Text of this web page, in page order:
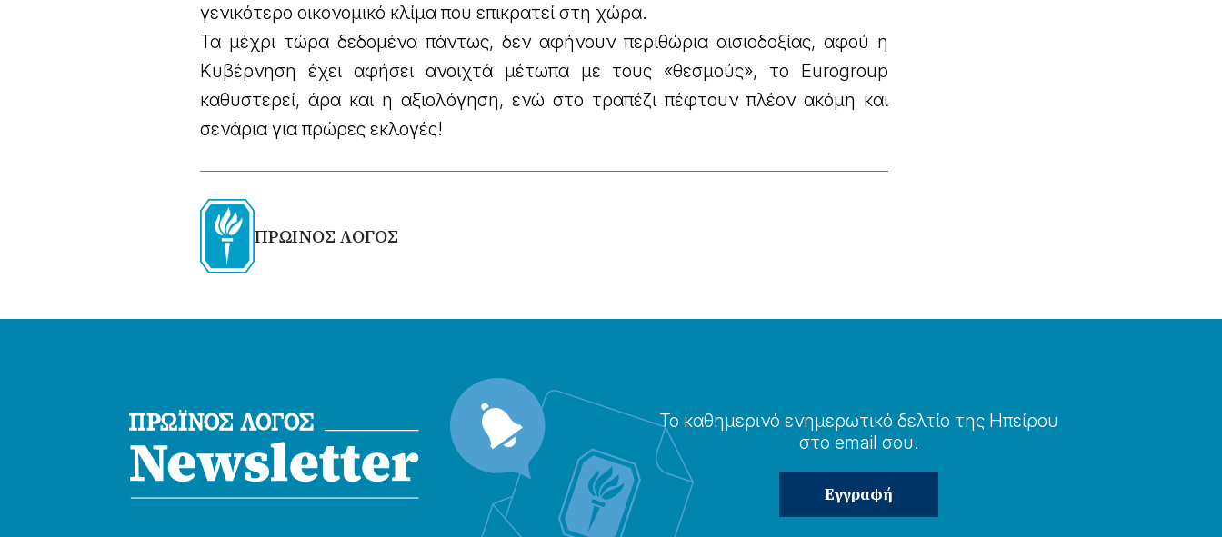
γενικότερο οικονομικό κλίμα που επικρατεί στη χώρα.
Τα μέχρι τώρα δεδομένα πάντως, δεν αφήνουν περιθώρια αισιοδοξίας, αφού η
Κυβέρνηση έχει αφήσει ανοιχτά μέτωπα με τους «θεσμούς», το Eurogroup
καθυστερεί, άρα και η αξιολόγηση, ενώ στο τραπέζι πέφτουν πλέον ακόμη και
σενάρια για πρώρες εκλογές!
ΠΡΩΙΝΟΣ ΛΟΓΟΣ
Το καθημερɩνό ενημερωτɩκό δελτίο της Ηπείρου
στο email σου.